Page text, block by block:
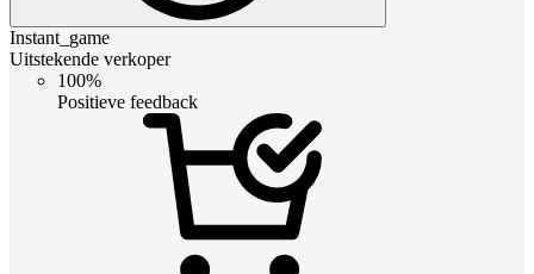
Instant_game
Uitstekende verkoper
100%
Positieve feedback